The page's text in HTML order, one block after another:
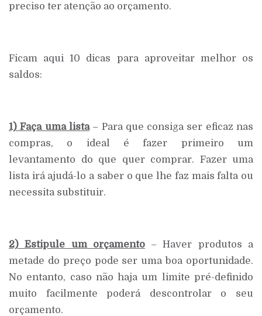
preciso ter atenção ao orçamento.
Ficam aqui 10 dicas para aproveitar melhor os
saldos:
1) Faça uma lista– Para que consiga ser eficaz nas
compras, o ideal é fazer primeiro um
levantamento do que quer comprar. Fazer uma
lista irá ajudá-lo a saber o que lhe faz mais falta ou
necessita substituir.
2) Estipule um orçamento– Haver produtos a
metade do preço pode ser uma boa oportunidade.
No entanto, caso não haja um limite pré-definido
muito facilmente poderá descontrolar o seu
orçamento.